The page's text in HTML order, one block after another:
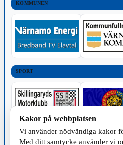
KOMMUNEN
SPORT
TILLVERKNING
Kakor på webbplatsen
Vi använder nödvändiga kakor
Med ditt samtycke använder vi